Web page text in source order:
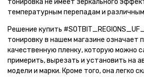
температурным перепадам и
Решение купить
тонировку в нашем магазине означает
качественную пленку, которую можно
примерить, вырезать и установить на
модели и марки. Кроме того, она легко